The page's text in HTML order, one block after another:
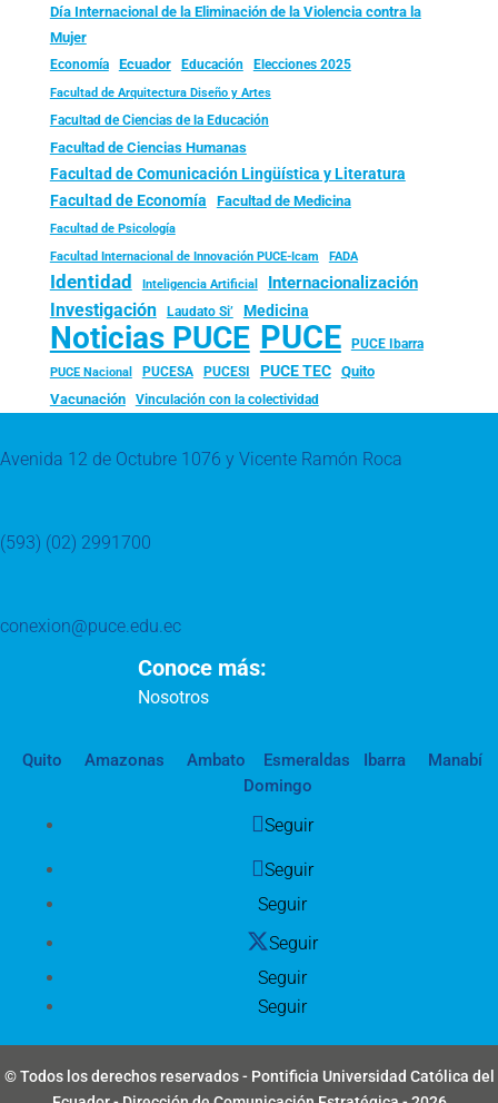
Día Internacional de la Eliminación de la Violencia contra la
Mujer
Economía Ecuador Educación Elecciones 2025
Facultad de Arquitectura Diseño y Artes
Facultad de Ciencias de la Educación
Facultad de Ciencias Humanas
Facultad de Comunicación Lingüística y Literatura
Facultad de Economía Facultad de Medicina
Facultad de Psicología
Facultad Internacional de Innovación PUCE-Icam FADA
Identidad Inteligencia Artificial Internacionalización
Investigación Laudato Si’ Medicina
Noticias PUCE PUCE PUCE Ibarra
PUCE Nacional PUCESA PUCESI PUCE TEC
Quito
Vacunación
Vinculación con la colectividad
Avenida 12 de Octubre 1076 y Vicente Ramón Roca
(593) (02) 2991700
conexion@puce.edu.ec
Conoce más:
Nosotros
Quito Amazonas Ambato Esmeraldas Ibarra
Manabí
Domingo
Seguir
Seguir
Seguir
Seguir
Seguir
Seguir
© Todos los derechos reservados - Pontificia Universidad Católica del